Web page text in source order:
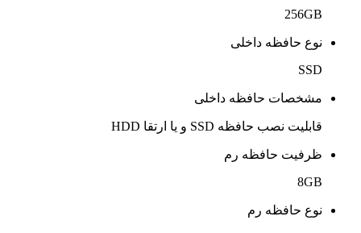
256GB
نوع حافظه داخلی
SSD
مشخصات حافظه داخلی
قابلیت نصب حافظه SSD و یا ارتقا HDD
ظرفیت حافظه رم
8GB
نوع حافظه رم